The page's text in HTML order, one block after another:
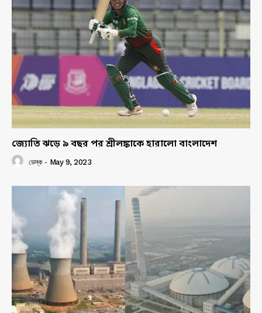
জ্যোতি ঝড়ে ৯ বছর পর শ্রীলঙ্কাকে হারালো বাংলাদেশ
ডেস্ক - May 9, 2023